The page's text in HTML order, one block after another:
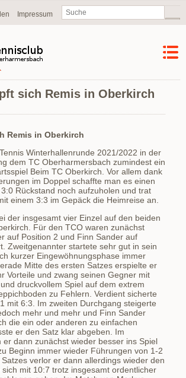
Impressum
sich Remis in Oberkirch
Remis in Oberkirch
Winterhallenrunde 2021/2022 in der
dem TC Oberharmersbach zumindest ein
Beim TC Oberkirch. Vor allem dank
im Doppel schaffte man es einen
Rückstand noch aufzuholen und trat
einem 3:3 im Gepäck die Heimreise an.
der insgesamt vier Einzel auf den beiden
Für den TCO waren zunächst
auf Position 2 und Finn Sander auf
Zweitgenannter startete sehr gut in sein
kurzer Eingewöhnungsphase immer
Mitte des ersten Satzes erspielte er
Vorteile und zwang seinen Gegner mit
druckvollem Spiel auf dem extrem
zu Fehlern. Verdient sicherte
mit 6:3. Im zweiten Durchgang steigerte
mehr und mehr und Finn Sander
die ein oder anderen zu einfachen
er den Satz klar abgeben. Im
er dann zunächst wieder besser ins Spiel
Beginn immer wieder Führungen von 1-2
verlor er dann allerdings wieder den
mit 10:7 trotz insgesamt ordentlicher